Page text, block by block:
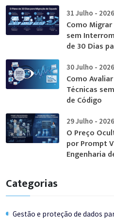
31 Julho - 2026
Como
sem
de 30 Dias
30 Julho - 2026
Como
Técnicas
de Código
29 Julho - 2026
O Preço
por Prompt
Engenharia
Categorias
Gestão e proteção de dados